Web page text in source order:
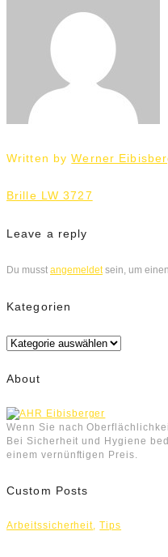
Written byWerner
Beitrags-
Navigation
Brille LW 3727
Leave a reply
Du musst angemeldetsein, um
Kategorien
Kategorien
About
Wenn Sie nach
Bei Sicherheit und Hygiene
einem vernünftigen Preis.
Custom Posts
Arbeitssicherheit,Tips